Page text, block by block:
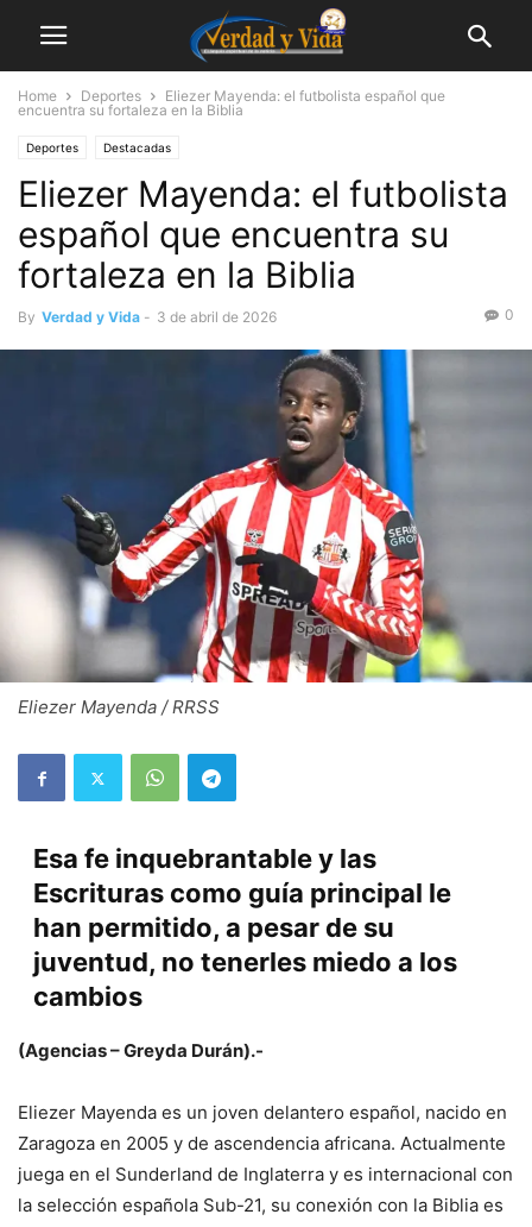
Home Deportes
Eliezer Mayenda: el futbolista español que
encuentra su fortaleza en la Biblia
Deportes Destacadas
Eliezer Mayenda: el futbolista
español que encuentra su
fortaleza en la Biblia
By Verdad y Vida - 3 de abril de 2026 0
Eliezer Mayenda / RRSS
Esa fe inquebrantable y las
Escrituras como guía principal le
han permitido, a pesar de su
juventud, no tenerles miedo a los
cambios
(Agencias – Greyda Durán).-
Eliezer Mayenda es un joven delantero español, nacido en
Zaragoza en 2005 y de ascendencia africana. Actualmente
juega en el Sunderland de Inglaterra y es internacional con
la selección española Sub-21, su conexión con la Biblia es